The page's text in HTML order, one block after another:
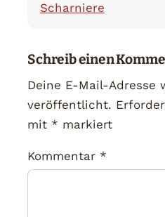
Scharniere
Schreib einen
Deine E-Mail-Adresse
veröffentlicht.
mit * markiert
Kommentar *